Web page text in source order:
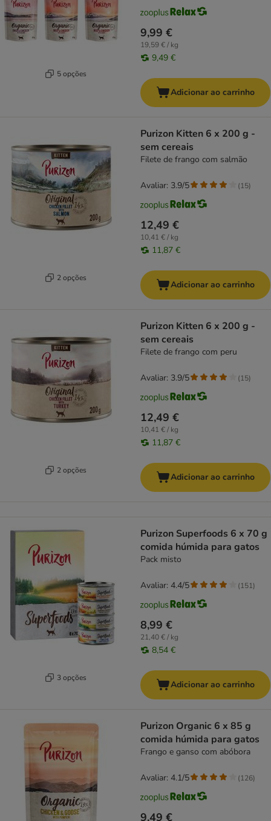
5 opções
9,99 €
19,59 € / kg
9,49 €
Adicionar ao carrinho
2 opções
Purizon Kitten 6 x 200 g -
sem cereais
Filete de frango com salmão
12,49 €
10,41 € / kg
11,87 €
Avaliar: 3.9/5 (15)
Adicionar ao carrinho
2 opções
Purizon Kitten 6 x 200 g -
sem cereais
Filete de frango com peru
12,49 €
10,41 € / kg
11,87 €
Avaliar: 3.9/5 (15)
Adicionar ao carrinho
3 opções
Purizon Superfoods 6 x 70 g
comida húmida para gatos
Pack misto
8,99 €
21,40 € / kg
8,54 €
Avaliar: 4.4/5 (151)
Adicionar ao carrinho
Purizon Organic 6 x 85 g
comida húmida para gatos
Frango e ganso com abóbora
9,49 €
Avaliar: 4.1/5 (126)